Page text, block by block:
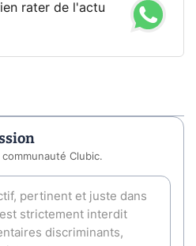
rater de l'actu
Clubic.